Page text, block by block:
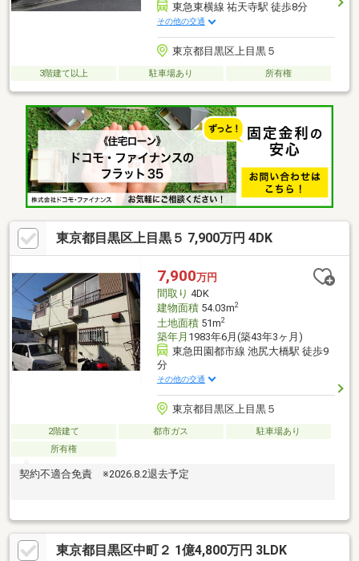
東急東横線 祐天寺駅 徒歩8分
その他の交通
東京都目黒区上目黒５
3階建て以上 駐車場あり 所有権
東京都目黒区上目黒５ 7,900万円 4DK
7,900万円
間取り 4DK
建物面積54.03m2
土地面積51m2
築年月 1983年6月(築43年3ヶ月)
東急田園都市線 池尻大橋駅 徒歩9
分
その他の交通
東京都目黒区上目黒５
2階建て 都市ガス
駐車場あり
所有権
契約不適合免責 ※2026.8.2退去予定
東京都目黒区中町２ 1億4,800万円 3LDK